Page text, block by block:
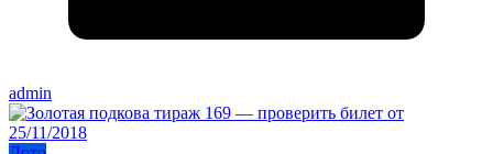
admin